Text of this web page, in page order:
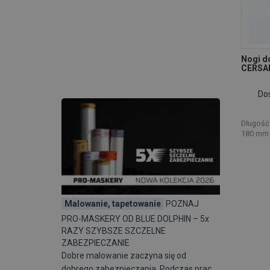
Malowanie, tapetowanie
POZNAJ
PRO-MASKERY OD BLUE DOLPHIN – 5x
RAZY SZYBSZE SZCZELNE
ZABEZPIECZANIE
Dobre malowanie zaczyna się od
Nogi
180